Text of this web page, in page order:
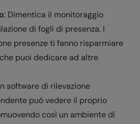
: Dimentica il monitoraggio
di fogli di presenza. I
presenze ti fanno risparmiare
puoi dedicare ad altre
software di rilevazione
può vedere il proprio
così un ambiente di